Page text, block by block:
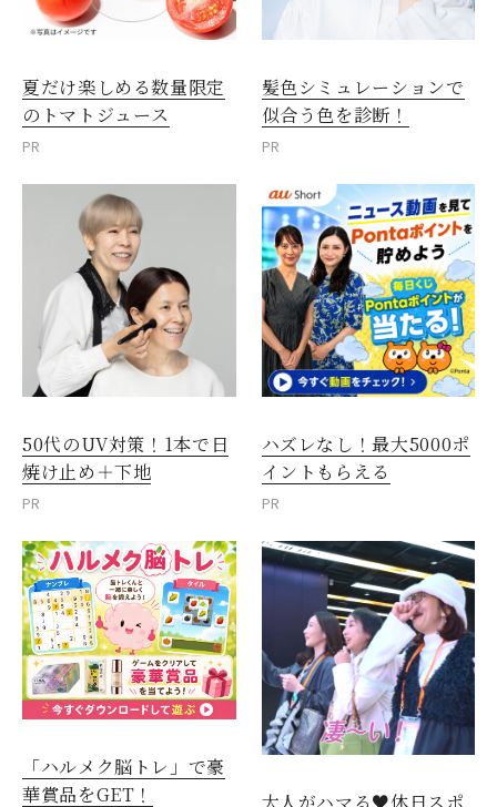
夏だけ楽しめる数量限定
のトマトジュース
PR
髪色シミュレーションで
似合う色を診断！
PR
50代のUV対策！1本で日
焼け止め＋下地
PR
ハズレなし！最大5000ポ
イントもらえる
PR
「ハルメク脳トレ」で豪
華賞品をGET！
大人がハマる♥休日スポ